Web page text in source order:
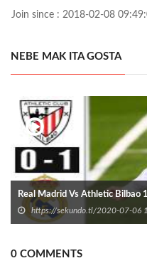
Join since : 2018-02-08
NEBE MAK ITA GOSTA
Real Madrid Vs Athletic Bilbao
https://sekundo.tl/2020-07-06
0 COMMENTS